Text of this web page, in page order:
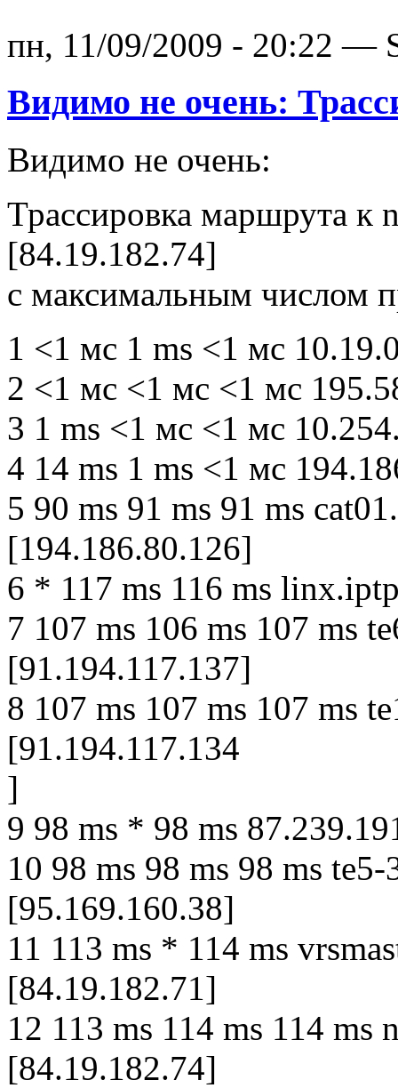
пн, 11/09/2009 - 20:22 —
Видимо не очень:
Видимо не очень:
Трассировка маршрута к
[84.19.182.74]
с максимальным числом
1 <1 мс 1 ms <1 мс
2 <1 мс <1 мс <1 мс
3 1 ms <1 мс <1 мс
4 14 ms 1 ms <1 мс
5 90 ms 91 ms 91 ms
[194.186.80.126]
6 * 117 ms 116 ms
7 107 ms 106 ms 107 ms
[91.194.117.137]
8 107 ms 107 ms 107 ms
[91.194.117.134
]
9 98 ms * 98 ms
10 98 ms 98 ms 98 ms
[95.169.160.38]
11 113 ms * 114 ms
[84.19.182.71]
12 113 ms 114 ms 114 ms
[84.19.182.74]